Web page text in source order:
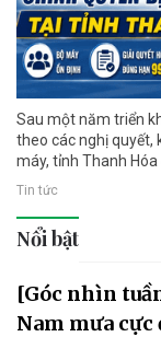
Sau một năm triển
theo các nghị quyết,
máy, tỉnh Thanh
Tin tức
Nổi bật
[Góc nhìn
Nam mưa